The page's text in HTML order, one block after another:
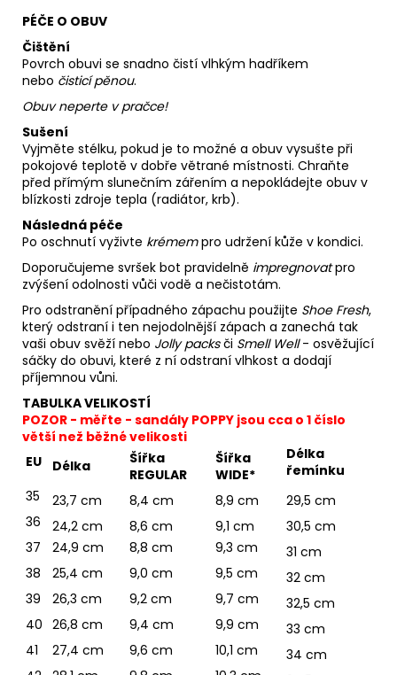
PÉČE O OBUV
Čištění
Povrch obuvi se snadno čistí vlhkým hadříkem
nebo čisticí pěnou.
Obuv neperte v pračce!
Sušení
Vyjměte stélku, pokud je to možné a obuv vysušte při
pokojové teplotě v dobře větrané místnosti. Chraňte
před přímým slunečním zářením a nepokládejte obuv v
blízkosti zdroje tepla (radiátor, krb).
Následná péče
Po oschnutí vyživte krémempro udržení kůže v kondici.
Doporučujeme svršek bot pravidelně impregnovatpro
zvýšení odolnosti vůči vodě a nečistotám.
Pro odstranění případného zápachu použijte Shoe Fresh,
který odstraní i ten nejodolnější zápach a zanechá tak
vaši obuv svěží nebo Jolly packs či Smell Well- osvěžující
sáčky do obuvi, které z ní odstraní vlhkost a dodají
příjemnou vůni.
TABULKA VELIKOSTÍ
POZOR - měřte - sandály POPPY jsou cca o 1 číslo
větší než běžné velikosti
EU
Délka
Šířka
REGULAR
Šířka
WIDE*
Délka
řemínku
35
23,7 cm 8,4 cm 8,9 cm
29,5 cm
36
24,2 cm 8,6 cm 9,1 cm
30,5 cm
37
24,9 cm 8,8 cm 9,3 cm
31 cm
38
25,4 cm 9,0 cm 9,5 cm
32 cm
39
26,3 cm 9,2 cm 9,7 cm
32,5 cm
40 26,8 cm 9,4 cm 9,9 cm
33 cm
41
27,4 cm 9,6 cm 10,1 cm
34 cm